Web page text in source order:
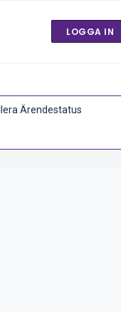
LOGGA IN
Ärendestatus